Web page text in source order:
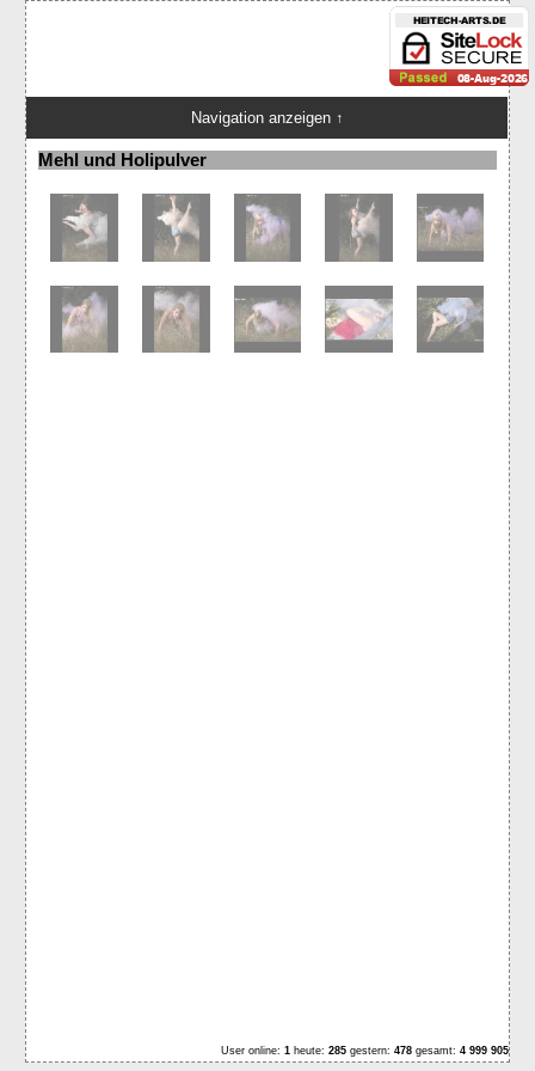
Navigation anzeigen ↑
Mehl und Holipulver
User online: 1heute: 285gestern: 478gesamt: 4 999 905